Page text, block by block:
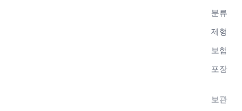
분류
제형
보험
포장
보관